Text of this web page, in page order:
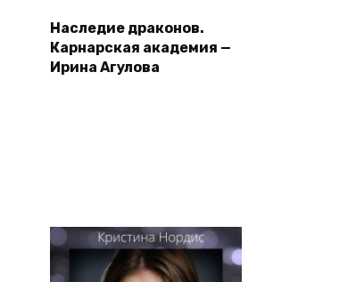
Наследие драконов.
Карнарская академия —
Ирина Агулова